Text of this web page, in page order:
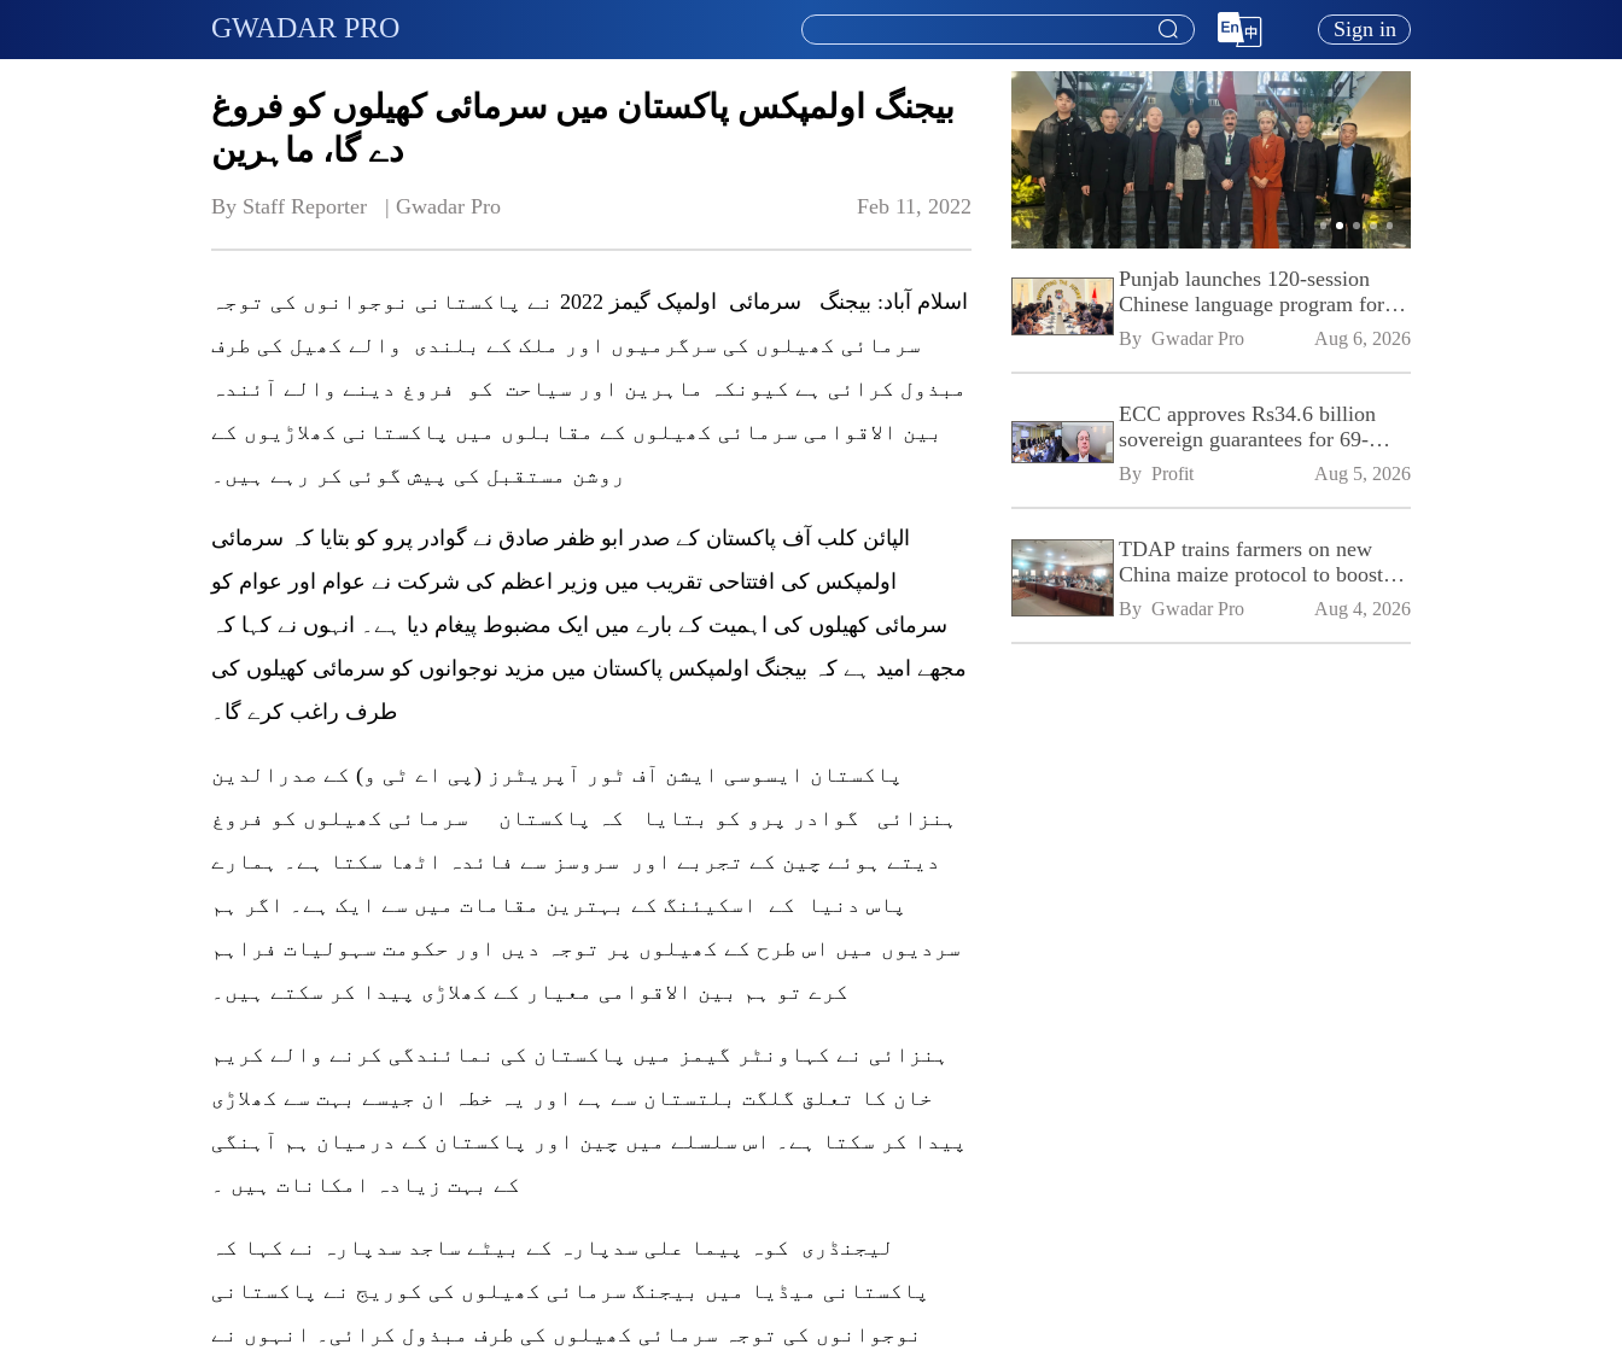
GWADAR PRO Sign in
بیجنگ اولمپکس پاکستان میں سرمائی کھیلوں کو فروغ
دے گا، ماہرین
By Staff Reporter   | Gwadar Pro Feb 11, 2022
اسلام آباد: بیجنگ سرمائی اولمپک گیمز 2022 نے پاکستانی نوجوانوں کی توجہ
سرمائی کھیلوں کی سرگرمیوں اور ملک کے بلندی والے کھیل کی طرف
مبذول کرائی ہے کیونکہ ماہرین اور سیاحت کو فروغ دینے والے آئندہ
بین الاقوامی سرمائی کھیلوں کے مقابلوں میں پاکستانی کھلاڑیوں کے
روشن مستقبل کی پیش گوئی کر رہے ہیں۔
الپائن کلب آف پاکستان کے صدر ابو ظفر صادق نے گوادر پرو کو بتایا کہ سرمائی
اولمپکس کی افتتاحی تقریب میں وزیر اعظم کی شرکت نے عوام اور عوام کو
سرمائی کھیلوں کی اہمیت کے بارے میں ایک مضبوط پیغام دیا ہے۔ انہوں نے کہا کہ
مجھے امید ہے کہ بیجنگ اولمپکس پاکستان میں مزید نوجوانوں کو سرمائی کھیلوں کی
طرف راغب کرے گا۔
پاکستان ایسوسی ایشن آف ٹور آپریٹرز (پی اے ٹی و) کے صدرالدین
ہنزائی گوادر پرو کو بتایا کہ پاکستان سرمائی کھیلوں کو فروغ
دیتے ہوئے چین کے تجربے اور سروسز سے فائدہ اٹھا سکتا ہے۔ ہمارے
پاس دنیا کے اسکیئنگ کے بہترین مقامات میں سے ایک ہے۔ اگر ہم
سردیوں میں اس طرح کے کھیلوں پر توجہ دیں اور حکومت سہولیات فراہم
کرے تو ہم بین الاقوامی معیار کے کھلاڑی پیدا کر سکتے ہیں۔
ہنزائی نے کہاونٹر گیمز میں پاکستان کی نمائندگی کرنے والے کریم
خان کا تعلق گلگت بلتستان سے ہے اور یہ خطہ ان جیسے بہت سے کھلاڑی
پیدا کر سکتا ہے۔ اس سلسلے میں چین اور پاکستان کے درمیان ہم آہنگی
کے بہت زیادہ امکانات ہیں ۔
لیجنڈری کوہ پیما علی سدپارہ کے بیٹے ساجد سدپارہ نے کہا کہ
پاکستانی میڈیا میں بیجنگ سرمائی کھیلوں کی کوریج نے پاکستانی
نوجوانوں کی توجہ سرمائی کھیلوں کی طرف مبذول کرائی۔ انہوں نے
Punjab launches 120-session
Chinese language program for
SPU
By Gwadar Pro Aug 6, 2026
ECC approves Rs34.6 billion
sovereign guarantees for 69-
kilometre Sialkot-Kharian
Motorway
By Profit Aug 5, 2026
TDAP trains farmers on new
China maize protocol to boost
exports
By Gwadar Pro Aug 4, 2026